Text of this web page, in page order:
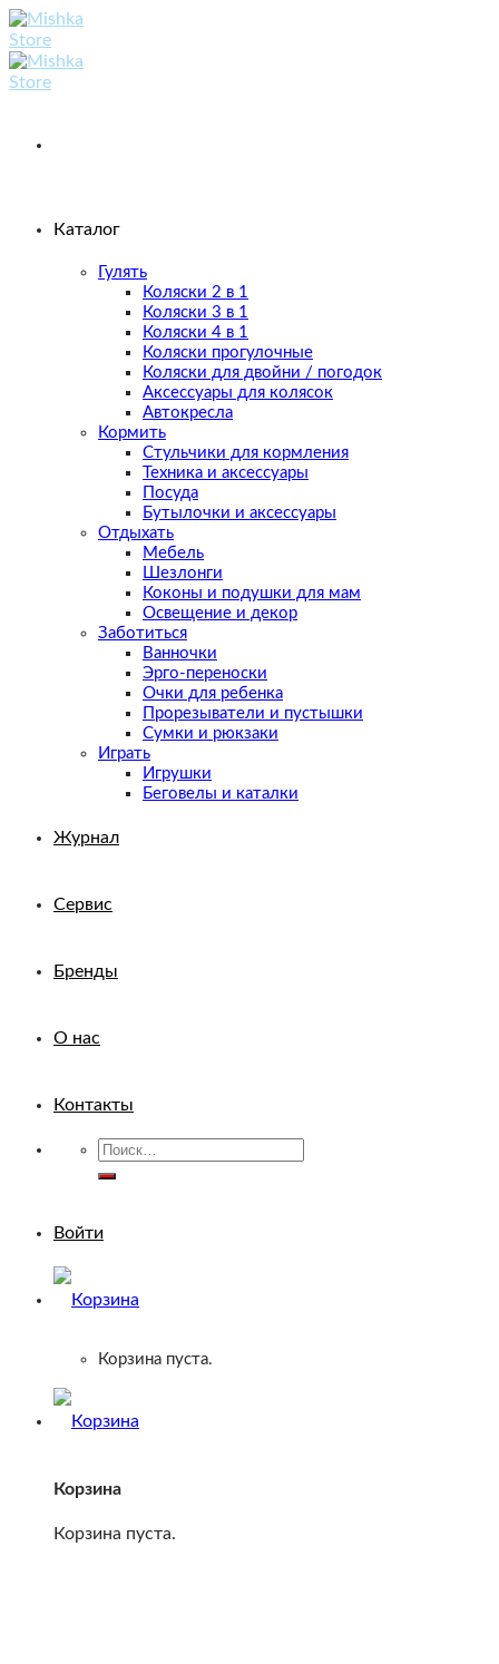
Skip
to
content
Каталог
Гулять
Коляски 2 в 1
Коляски 3 в 1
Коляски 4 в 1
Коляски прогулочные
Коляски для двойни / погодок
Аксессуары для колясок
Автокресла
Кормить
Стульчики для кормления
Техника и аксессуары
Посуда
Бутылочки и аксессуары
Отдыхать
Мебель
Шезлонги
Коконы и подушки для мам
Освещение и декор
Заботиться
Ванночки
Эрго-переноски
Очки для ребенка
Прорезыватели и пустышки
Сумки и рюкзаки
Играть
Игрушки
Беговелы и каталки
Журнал
Сервис
Бренды
О нас
Контакты
Искать:
Войти
Корзина пуста.
Корзина
Корзина пуста.